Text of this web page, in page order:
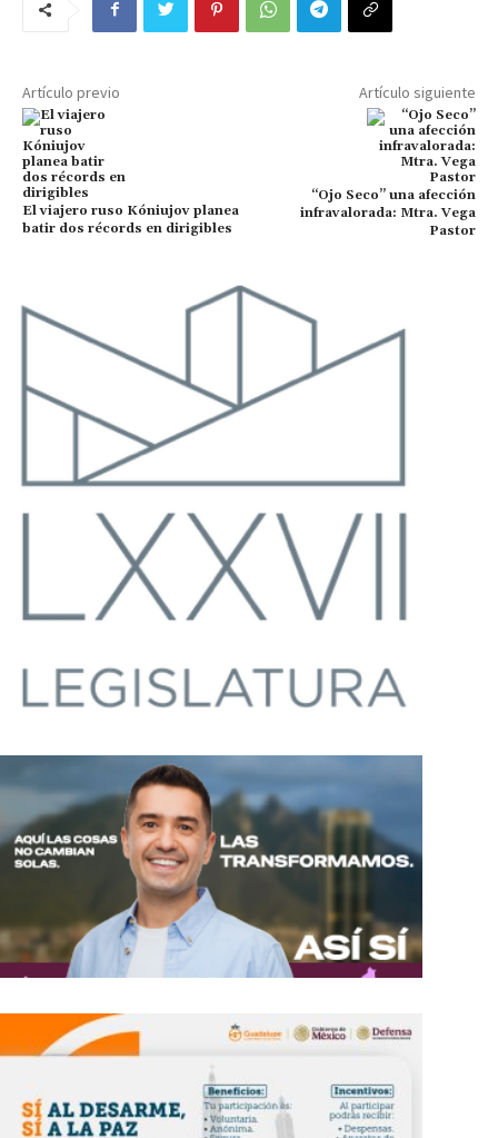
Artículo previo
El viajero ruso Kóniujov planea
batir dos récords en dirigibles
Artículo siguiente
“Ojo Seco” una afección
infravalorada: Mtra. Vega
Pastor